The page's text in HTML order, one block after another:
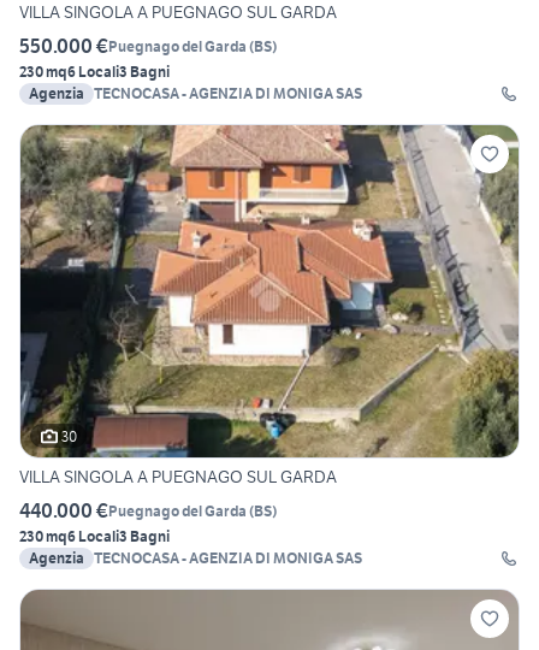
VILLA SINGOLA A PUEGNAGO SUL GARDA
550.000 €Puegnago del Garda (BS)
230 mq6 Locali3 Bagni
Agenzia TECNOCASA - AGENZIA DI MONIGA SAS
30
VILLA SINGOLA A PUEGNAGO SUL GARDA
440.000 €Puegnago del Garda (BS)
230 mq6 Locali3 Bagni
Agenzia TECNOCASA - AGENZIA DI MONIGA SAS